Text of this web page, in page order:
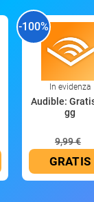
-100%
In evidenza
Audible:
gg
9,99 €
GRATIS